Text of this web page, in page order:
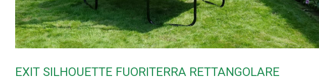
EXIT SILHOUETTE FUORITERRA RETTANGOLARE